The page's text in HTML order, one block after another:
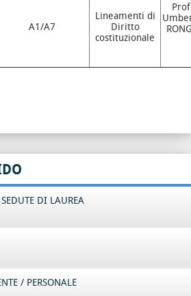
A1/A7
Lineamenti di
Diritto
costituzionale
DI LAUREA
/ PERSONALE